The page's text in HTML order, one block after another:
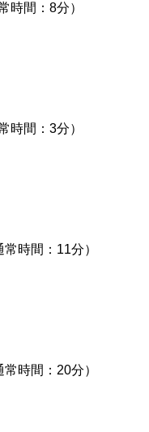
時間：8分）
時間：3分）
常時間：11分）
常時間：20分）